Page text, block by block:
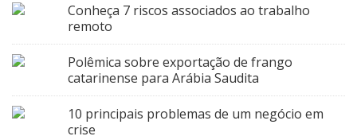
Conheça 7 riscos associados ao trabalho
remoto
Polêmica sobre exportação de frango
catarinense para Arábia Saudita
10 principais problemas de um negócio em
crise